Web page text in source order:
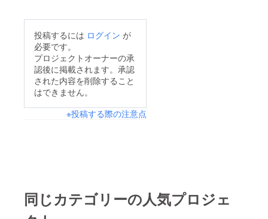
投稿するには ログイン が
必要です。
プロジェクトオーナーの承
認後に掲載されます。承認
された内容を削除すること
はできません。
※投稿する際の注意点
同じカテゴリーの人気プロジェ